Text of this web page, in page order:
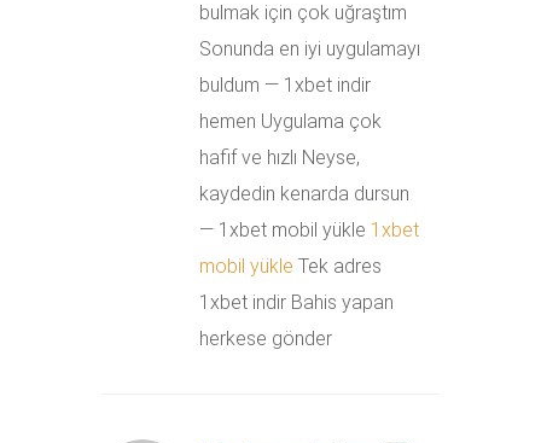
bulmak için çok uğraştım
Sonunda en iyi uygulamayı
buldum — 1xbet indir
hemen Uygulama çok
hafif ve hızlı Neyse,
kaydedin kenarda dursun
— 1xbet mobil yükle 1xbet
mobil yükle Tek adres
1xbet indir Bahis yapan
herkese gönder